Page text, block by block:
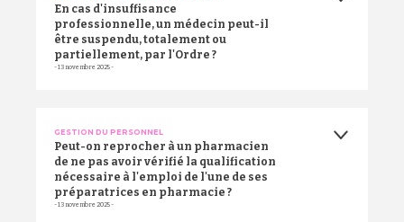
En cas d'insuffisance
professionnelle, un médecin peut-il
être suspendu, totalement ou
partiellement, par l'Ordre ?
- 13 novembre 2025 -
GESTION DU PERSONNEL
Peut-on reprocher à un pharmacien
de ne pas avoir vérifié la qualification
nécessaire à l'emploi de l'une de ses
préparatrices en pharmacie ?
- 13 novembre 2025 -